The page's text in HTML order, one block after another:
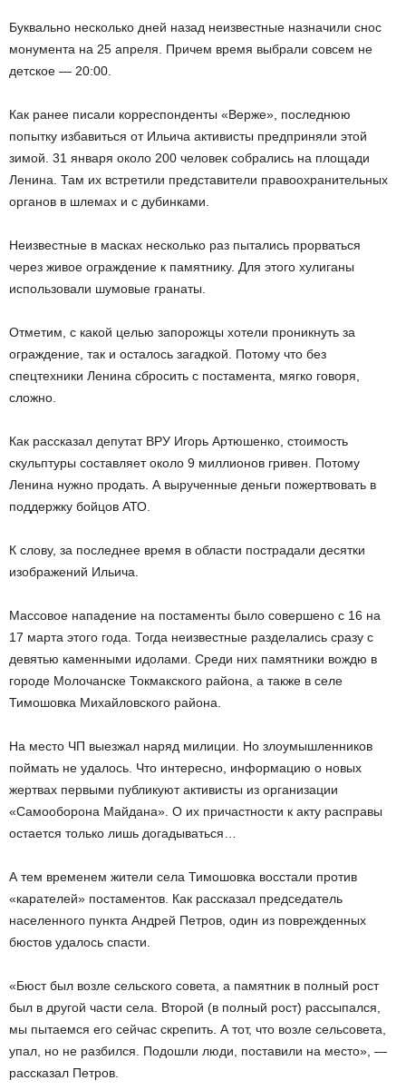
Буквально несколько дней назад неизвестные назначили снос
монумента на 25 апреля. Причем время выбрали совсем не
детское — 20:00.
Как ранее писали корреспонденты «Верже», последнюю
попытку избавиться от Ильича активисты предприняли этой
зимой. 31 января около 200 человек собрались на площади
Ленина. Там их встретили представители правоохранительных
органов в шлемах и с дубинками.
Неизвестные в масках несколько раз пытались прорваться
через живое ограждение к памятнику. Для этого хулиганы
использовали шумовые гранаты.
Отметим, с какой целью запорожцы хотели проникнуть за
ограждение, так и осталось загадкой. Потому что без
спецтехники Ленина сбросить с постамента, мягко говоря,
сложно.
Как рассказал депутат ВРУ Игорь Артюшенко, стоимость
скульптуры составляет около 9 миллионов гривен. Потому
Ленина нужно продать. А вырученные деньги пожертвовать в
поддержку бойцов АТО.
К слову, за последнее время в области пострадали десятки
изображений Ильича.
Массовое нападение на постаменты было совершено с 16 на
17 марта этого года. Тогда неизвестные разделались сразу с
девятью каменными идолами. Среди них памятники вождю в
городе Молочанске Токмакского района, а также в селе
Тимошовка Михайловского района.
На место ЧП выезжал наряд милиции. Но злоумышленников
поймать не удалось. Что интересно, информацию о новых
жертвах первыми публикуют активисты из организации
«Самооборона Майдана». О их причастности к акту расправы
остается только лишь догадываться…
А тем временем жители села Тимошовка восстали против
«карателей» постаментов. Как рассказал председатель
населенного пункта Андрей Петров, один из поврежденных
бюстов удалось спасти.
«Бюст был возле сельского совета, а памятник в полный рост
был в другой части села. Второй (в полный рост) рассыпался,
мы пытаемся его сейчас скрепить. А тот, что возле сельсовета,
упал, но не разбился. Подошли люди, поставили на место», —
рассказал Петров.